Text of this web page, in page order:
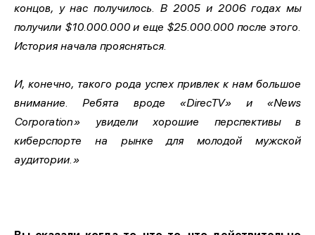
концов, у нас получилось. В 2005 и 2006 годах мы
получили $10.000.000 и еще $25.000.000 после этого.
История начала проясняться.
И, конечно, такого рода успех привлек к нам большое
внимание. Ребята вроде «DirecTV» и «News
Corporation» увидели хорошие перспективы в
киберспорте на рынке для молодой мужской
аудитории.»